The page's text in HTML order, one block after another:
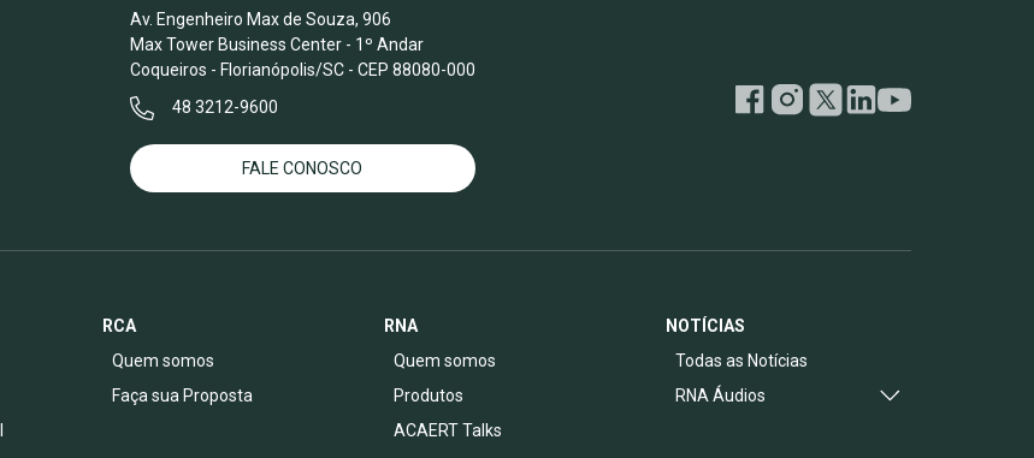
Av. Engenheiro Max de Souza, 906
Max Tower Business Center - 1º Andar
Coqueiros - Florianópolis/SC - CEP 88080-000
48 3212-9600
FALE CONOSCO
RCA
Quem somos
Faça sua Proposta
RNA
Quem somos
Produtos
ACAERT Talks
NOTÍCIAS
Todas as Notícias
RNA Áudios